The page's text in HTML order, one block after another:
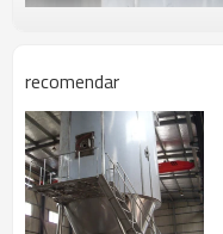
recomendar